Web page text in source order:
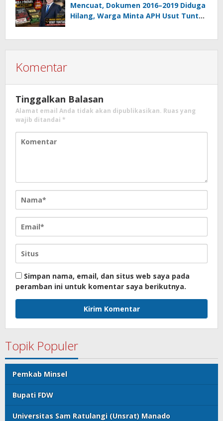
Mencuat, Dokumen 2016–2019 Diduga
Hilang, Warga Minta APH Usut Tuntas
Komentar
Tinggalkan Balasan
Alamat email Anda tidak akan dipublikasikan. Ruas yang
wajib ditandai *
Simpan nama, email, dan situs web saya pada
peramban ini untuk komentar saya berikutnya.
Topik Populer
Pemkab Minsel
Bupati FDW
Universitas Sam Ratulangi (Unsrat) Manado